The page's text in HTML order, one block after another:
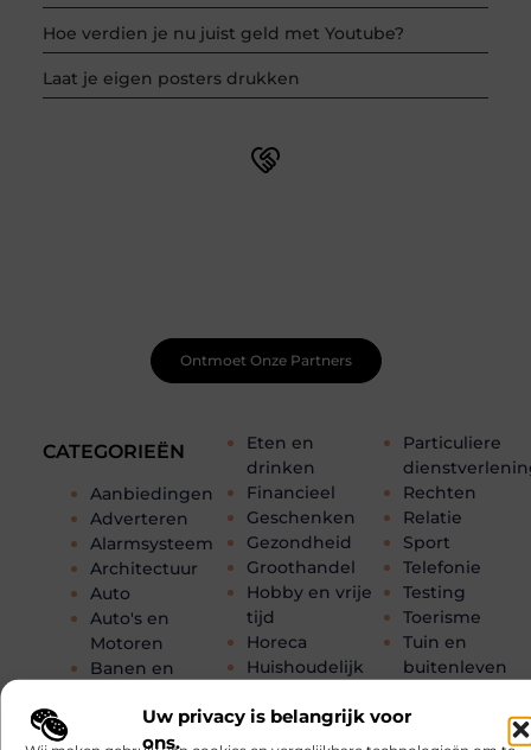
Uw privacy is belangrijk voor
ons.
CATEGORIEËN
Aanbiedingen
Adverteren
Alarmsysteem
Architectuur
Auto
Auto's en
Motoren
Banen en
Beauty en
verzorging
Eten en
drinken
Financieel
Geschenken
Gezondheid
Groothandel
Hobby en vrije
tijd
Horeca
Huishoudelijk
Internet
Internet
Particuliere
Rechten
Relatie
Sport
Telefonie
Testing
Toerisme
Tuin en
buitenleven
Vakantie
Verbouwen
Hoe verdien je nu juist geld met Youtube?
Laat je eigen posters drukken
Ontmoet Onze Partners